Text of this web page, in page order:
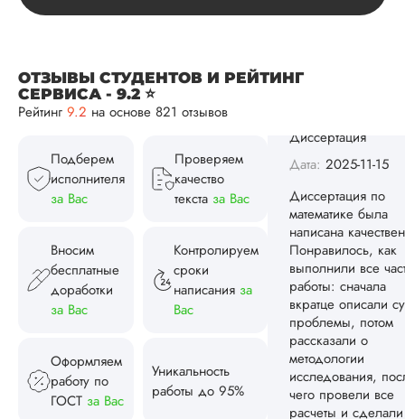
ОТЗЫВЫ СТУДЕНТОВ И РЕЙТИНГ
СЕРВИСА - 9.2 ⭐
Рейтинг 9.2 на основе 821 отзывов
Подберем
исполнителя
за Вас
Проверяем
качество
текста за Вас
Вносим
бесплатные
доработки
за Вас
Контролируем
сроки
написания за
Вас
Оформляем
работу по
ГОСТ за Вас
Уникальность
работы до 95%
Дата:
написана
Понравилось, как
выполнили все
работы: сначала
вкратце описали
проблемы, потом
рассказали о
методологии
исследования,
чего провели все
расчеты и
так, как указано в
индивидуа...
Читать полный